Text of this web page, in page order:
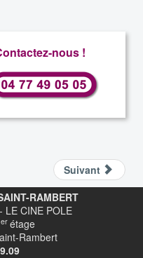
nous !
Suivant
RAMBERT
LE CINE POLE
er étage
Rambert